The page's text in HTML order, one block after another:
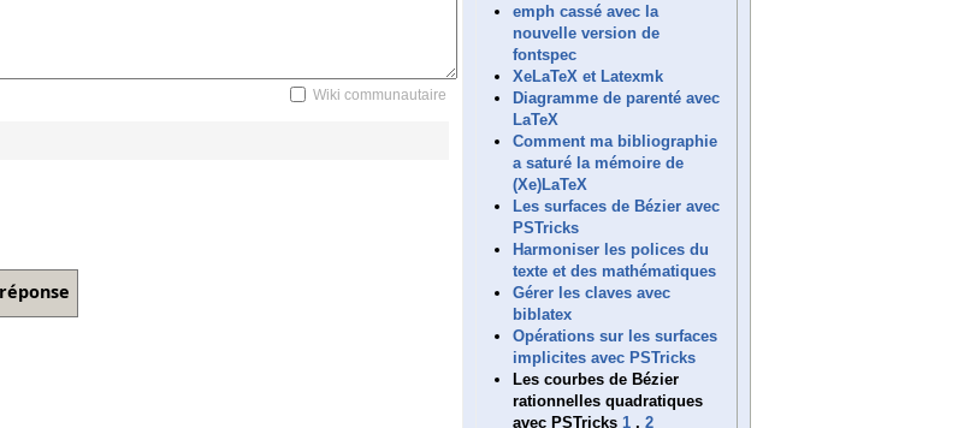
Wiki communautaire
emph cassé avec la
nouvelle version de
fontspec
XeLaTeX et Latexmk
Diagramme de parenté avec
LaTeX
Comment ma bibliographie
a saturé la mémoire de
(Xe)LaTeX
Les surfaces de Bézier avec
PSTricks
Harmoniser les polices du
texte et des mathématiques
Gérer les claves avec
biblatex
Opérations sur les surfaces
implicites avec PSTricks
Les courbes de Bézier
rationnelles quadratiques
avec PSTricks 1 , 2